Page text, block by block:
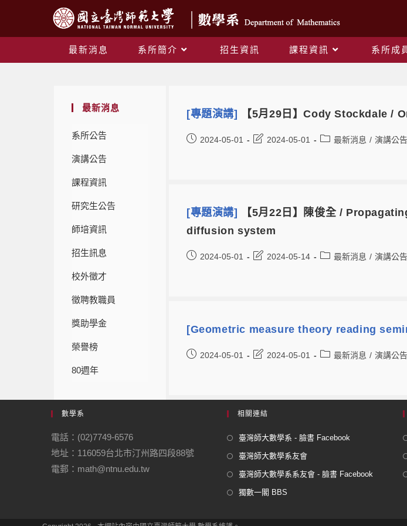
最新消息 系所簡介 招生資訊 課程資訊 系所成
最新消息
系所公告
演講公告
課程資訊
研究生公告
師培資訊
招生訊息
校外徵才
徵聘教職員
獎助學金
榮譽榜
80週年
[專題演講] 【5月29日】Cody Stockdale
2024-05-01 2024-05-01 最新消息 / 演講公告
[專題演講]
【5月22日】陳俊全 /
diffusion system
2024-05-01 2024-05-14 最新消息 / 演講公告
[Geometric measure theory reading
2024-05-01 2024-05-01 最新消息 / 演講公告
數學系
電話：(02)7749-6576
地址：116059台北市汀州路四段88號
電郵：math@ntnu.edu.tw
相關連結
臺灣師大數學系 - 臉書 Facebook
臺灣師大數學系友會
臺灣師大數學系系友會 - 臉書 Facebook
獨數一閣 BBS